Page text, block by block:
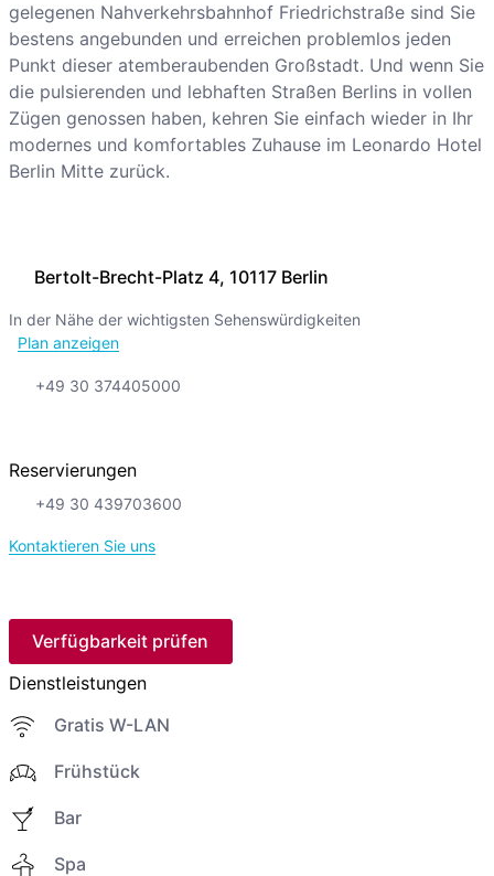
Bertolt-Brecht-Platz 4, 10117 Berlin
In der Nähe der wichtigsten Sehenswürdigkeiten
Plan anzeigen
+49 30 374405000
Reservierungen
+49 30 439703600
Kontaktieren Sie uns
Verfügbarkeit prüfen
Dienstleistungen
Gratis W-LAN
Frühstück
Bar
Spa
gelegenen Nahverkehrsbahnhof Friedrichstraße sind Sie
bestens angebunden und erreichen problemlos jeden
Punkt dieser atemberaubenden Großstadt. Und wenn Sie
die pulsierenden und lebhaften Straßen Berlins in vollen
Zügen genossen haben, kehren Sie einfach wieder in Ihr
modernes und komfortables Zuhause im Leonardo Hotel
Berlin Mitte zurück.